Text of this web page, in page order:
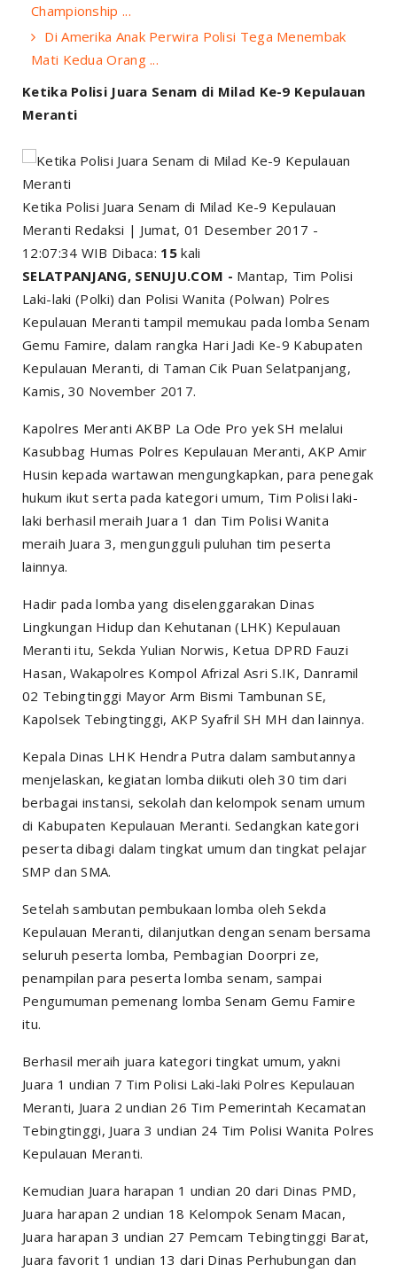
Championship ...
Di Amerika Anak Perwira Polisi Tega Menembak
Mati Kedua Orang ...
Ketika Polisi Juara Senam di Milad Ke-9 Kepulauan
Meranti
Ketika Polisi Juara Senam di Milad Ke-9 Kepulauan
Meranti Redaksi | Jumat, 01 Desember 2017 -
12:07:34 WIB Dibaca: 15kali
SELATPANJANG, SENUJU.COM - Mantap, Tim Polisi
Laki-laki (Polki) dan Polisi Wanita (Polwan) Polres
Kepulauan Meranti tampil memukau pada lomba Senam
Gemu Famire, dalam rangka Hari Jadi Ke-9 Kabupaten
Kepulauan Meranti, di Taman Cik Puan Selatpanjang,
Kamis, 30 November 2017.
Kapolres Meranti AKBP La Ode Pro yek SH melalui
Kasubbag Humas Polres Kepulauan Meranti, AKP Amir
Husin kepada wartawan mengungkapkan, para penegak
hukum ikut serta pada kategori umum, Tim Polisi laki-
laki berhasil meraih Juara 1 dan Tim Polisi Wanita
meraih Juara 3, mengungguli puluhan tim peserta
lainnya.
Hadir pada lomba yang diselenggarakan Dinas
Lingkungan Hidup dan Kehutanan (LHK) Kepulauan
Meranti itu, Sekda Yulian Norwis, Ketua DPRD Fauzi
Hasan, Wakapolres Kompol Afrizal Asri S.IK, Danramil
02 Tebingtinggi Mayor Arm Bismi Tambunan SE,
Kapolsek Tebingtinggi, AKP Syafril SH MH dan lainnya.
Kepala Dinas LHK Hendra Putra dalam sambutannya
menjelaskan, kegiatan lomba diikuti oleh 30 tim dari
berbagai instansi, sekolah dan kelompok senam umum
di Kabupaten Kepulauan Meranti. Sedangkan kategori
peserta dibagi dalam tingkat umum dan tingkat pelajar
SMP dan SMA.
Setelah sambutan pembukaan lomba oleh Sekda
Kepulauan Meranti, dilanjutkan dengan senam bersama
seluruh peserta lomba, Pembagian Doorpri ze,
penampilan para peserta lomba senam, sampai
Pengumuman pemenang lomba Senam Gemu Famire
itu.
Berhasil meraih juara kategori tingkat umum, yakni
Juara 1 undian 7 Tim Polisi Laki-laki Polres Kepulauan
Meranti, Juara 2 undian 26 Tim Pemerintah Kecamatan
Tebingtinggi, Juara 3 undian 24 Tim Polisi Wanita Polres
Kepulauan Meranti.
Kemudian Juara harapan 1 undian 20 dari Dinas PMD,
Juara harapan 2 undian 18 Kelompok Senam Macan,
Juara harapan 3 undian 27 Pemcam Tebingtinggi Barat,
Juara favorit 1 undian 13 dari Dinas Perhubungan dan